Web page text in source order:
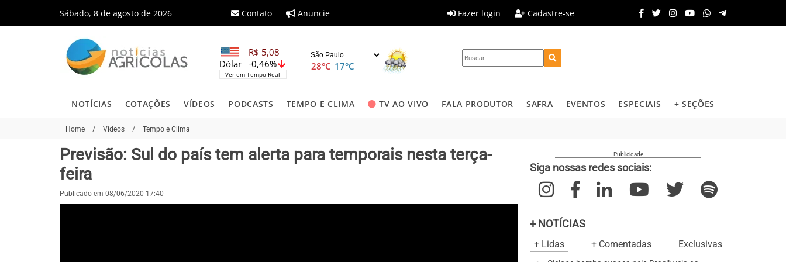
Sábado, 8 de agosto de 2026 Contato Anuncie Fazer login Cadastre-se
R$ 5,08
-0,46%
Dólar
Ver em Tempo Real
28°C 17°C
NOTÍCIAS COTAÇÕES VÍDEOS PODCASTS TEMPO E CLIMA TV AO VIVO FALA PRODUTOR SAFRA EVENTOS ESPECIAIS + SEÇÕES
Home / Vídeos / Tempo e Clima
Previsão: Sul do país tem alerta para temporais nesta terça-
feira
Publicado em 08/06/2020 17:40
Siga nossas redes sociais:
+ NOTÍCIAS
+ Lidas + Comentadas Exclusivas